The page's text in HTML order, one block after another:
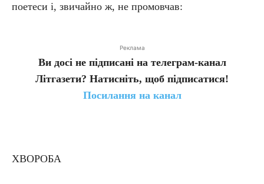
поетеси і, звичайно ж, не промовчав:
Реклама
Ви досі не підписані на телеграм-канал
Літгазети? Натисніть, щоб підписатися!
Посилання на канал
ХВОРОБА